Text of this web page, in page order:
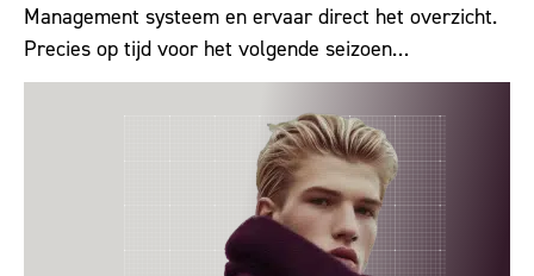
Management systeem en ervaar direct het overzicht.
Precies op tijd voor het volgende seizoen…